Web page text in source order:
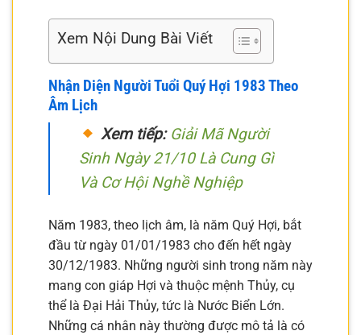
Xem Nội Dung Bài Viết
Nhận Diện Người Tuổi Quý Hợi 1983 Theo
Âm Lịch
Xem tiếp: Giải Mã Người
Sinh Ngày 21/10 Là Cung Gì
Và Cơ Hội Nghề Nghiệp
Năm 1983, theo lịch âm, là năm Quý Hợi, bắt
đầu từ ngày 01/01/1983 cho đến hết ngày
30/12/1983. Những người sinh trong năm này
mang con giáp Hợi và thuộc mệnh Thủy, cụ
thể là Đại Hải Thủy, tức là Nước Biển Lớn.
Những cá nhân này thường được mô tả là có